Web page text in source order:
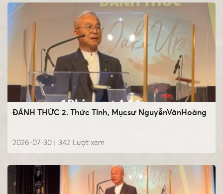
ĐÁNH THỨC 2. Thức Tỉnh, Mụcsư NguyễnVănHoàng
2026-07-30 | Lượt xem
342